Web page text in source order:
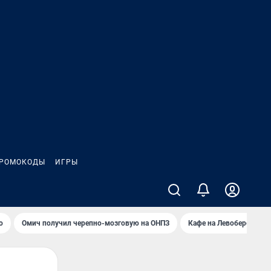
ИГРЫ
Омич получил черепно-мозговую на ОНПЗ Кафе на Левобережье